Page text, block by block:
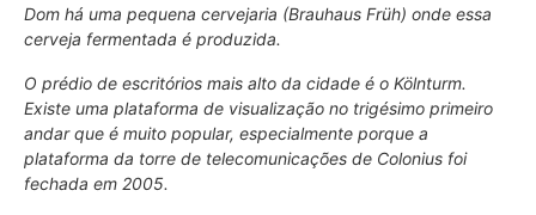
Dom há uma pequena cervejaria (Brauhaus Früh) onde essa
cerveja fermentada é produzida.
O prédio de escritórios mais alto da cidade é o Kölnturm.
Existe uma plataforma de visualização no trigésimo primeiro
andar que é muito popular, especialmente porque a
plataforma da torre de telecomunicações de Colonius foi
fechada em 2005.